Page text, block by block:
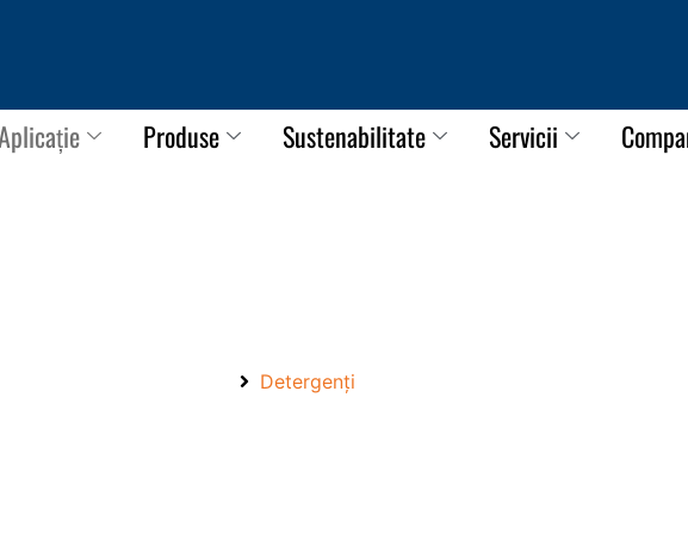
Produse Sustenabilitate Servicii
Detergenți